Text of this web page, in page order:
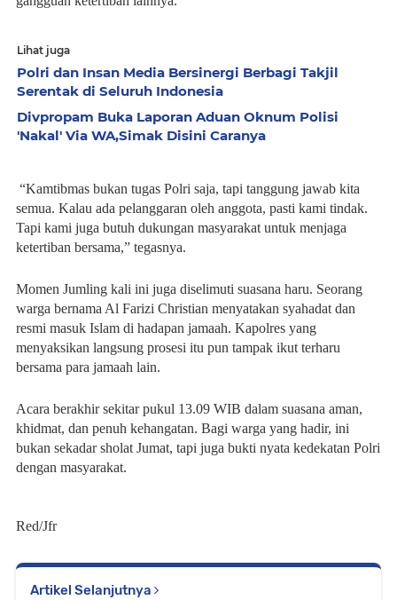
Lihat juga
Polri dan Insan Media Bersinergi Berbagi Takjil
Serentak di Seluruh Indonesia
Divpropam Buka Laporan Aduan Oknum Polisi
'Nakal' Via WA,Simak Disini Caranya
“Kamtibmas bukan tugas Polri saja, tapi tanggung jawab kita
semua. Kalau ada pelanggaran oleh anggota, pasti kami tindak.
Tapi kami juga butuh dukungan masyarakat untuk menjaga
ketertiban bersama,” tegasnya.
Momen Jumling kali ini juga diselimuti suasana haru. Seorang
warga bernama Al Farizi Christian menyatakan syahadat dan
resmi masuk Islam di hadapan jamaah. Kapolres yang
menyaksikan langsung prosesi itu pun tampak ikut terharu
bersama para jamaah lain.
Acara berakhir sekitar pukul 13.09 WIB dalam suasana aman,
khidmat, dan penuh kehangatan. Bagi warga yang hadir, ini
bukan sekadar sholat Jumat, tapi juga bukti nyata kedekatan Polri
dengan masyarakat.
Red/Jfr
Artikel Selanjutnya